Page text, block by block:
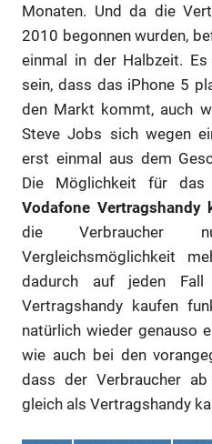
Monaten. Und da die
2010 begonnen wurden,
einmal in der Halbzeit.
sein, dass das iPhone 5
den Markt kommt, auch
Steve Jobs sich wegen
erst einmal aus dem
Die Möglichkeit für das
Vodafone Vertragshandy
die Verbraucher
Vergleichsmöglichkeit
dadurch auf jeden Fall
Vertragshandy kaufen
natürlich wieder genauso
wie auch bei den
dass der Verbraucher
gleich als Vertragshandy